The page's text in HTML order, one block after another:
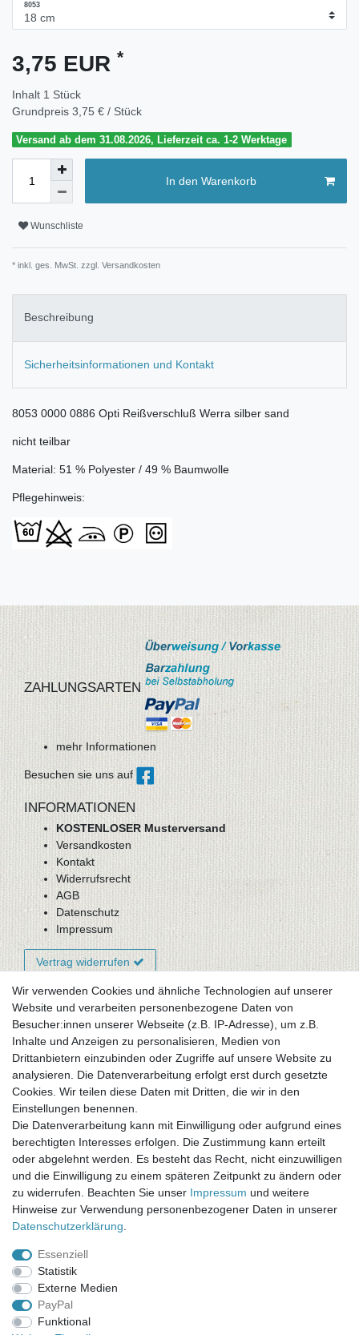
8053
3,75 EUR *
Inhalt 1 Stück
Grundpreis 3,75 € / Stück
Versand ab dem 31.08.2026, Lieferzeit ca. 1-2 Werktage
In den Warenkorb
Wunschliste
* inkl. ges. MwSt. zzgl. Versandkosten
Beschreibung
Sicherheitsinformationen und Kontakt
8053 0000 0886 Opti Reißverschluß Werra silber sand
nicht teilbar
Material: 51 % Polyester / 49 % Baumwolle
Pflegehinweis:
ZAHLUNGSARTEN
mehr Informationen
Besuchen sie uns auf
INFORMATIONEN
KOSTENLOSER Musterversand
Versandkosten
Kontakt
Widerrufsrecht
AGB
Datenschutz
Impressum
Vertrag widerrufen
Newsletter-Anmeldung
FAQ / Fragen
Mein Warenkorb
Mein Merkzettel
Mein Konto
UNSER LADENGESCHÄFT
Gottlieb-Daimler-Str. 10
33334 Gütersloh
ÖFFNUNGSZEITEN
Montag - Dienstag: 8.00 - 18.00 Uhr, Mittwoch Ruhetag,
Donnerstag: 8.00 - 18.00 Uhr, Freitag 8.00 - 14.00 Uhr
KUNDENSERVICE
Telefon: (05241) 403 22 38
E-Mail: info@stoffamstueck.de
Wir verwenden Cookies und ähnliche Technologien auf unserer
Website und verarbeiten personenbezogene Daten von
Besucher:innen unserer Webseite (z.B. IP-Adresse), um z.B.
Inhalte und Anzeigen zu personalisieren, Medien von
Drittanbietern einzubinden oder Zugriffe auf unsere Website zu
analysieren. Die Datenverarbeitung erfolgt erst durch gesetzte
Cookies. Wir teilen diese Daten mit Dritten, die wir in den
Einstellungen benennen.
Die Datenverarbeitung kann mit Einwilligung oder aufgrund eines
berechtigten Interesses erfolgen. Die Zustimmung kann erteilt
oder abgelehnt werden. Es besteht das Recht, nicht einzuwilligen
und die Einwilligung zu einem späteren Zeitpunkt zu ändern oder
zu widerrufen. Beachten Sie unser Impressum und weitere
Hinweise zur Verwendung personenbezogener Daten in unserer
Daten­schutz­erklärung
Essenziell
Statistik
Externe Medien
PayPal
Funktional